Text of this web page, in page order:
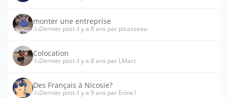
monter une entreprise
Dernier post il y a 8 ans par picasseau
Colocation
Dernier post il y a 8 ans par LMarc
Des Français à Nicosie?
Dernier post il y a 9 ans par Erine1